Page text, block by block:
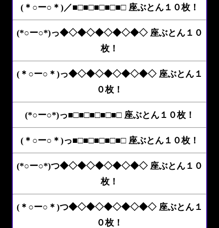
(＊○ー○＊)／■□■□■□■□■□ 座ぶとん１０枚！
(*○ー○*)っ◆◇◆◇◆◇◆◇◆◇ 座ぶとん１０
枚！
(＊○ー○＊)っ◆◇◆◇◆◇◆◇◆◇ 座ぶとん１
０枚！
(*○ー○*)っ■□■□■□■□■□ 座ぶとん１０枚！
(＊○ー○＊)っ■□■□■□■□■□ 座ぶとん１０枚！
(*○ー○*)つ◆◇◆◇◆◇◆◇◆◇ 座ぶとん１０
枚！
(＊○ー○＊)つ◆◇◆◇◆◇◆◇◆◇ 座ぶとん１
０枚！